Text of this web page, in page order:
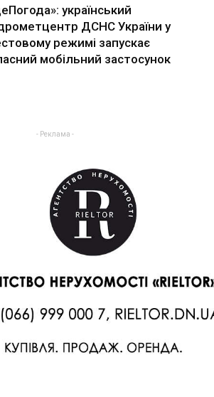
український
ДСНС України у
режимі запускає
мобільний застосунок
- Реклама -